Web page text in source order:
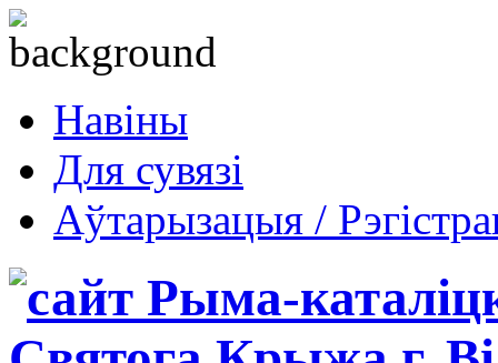
Навіны
Для сувязі
Аўтарызацыя /